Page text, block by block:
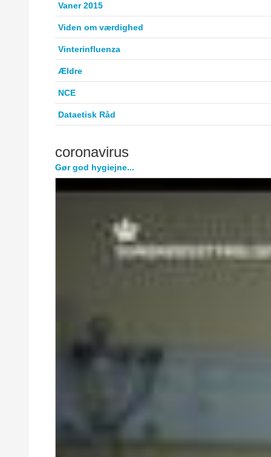
Vaner 2015
Viden om værdighed
Vinterinfluenza
Ældre
NCE
Dataetisk Råd
coronavirus
Gør god hygiejne...